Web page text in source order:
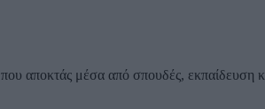
που αποκτάς μέσα από σπουδές, εκπαίδευση